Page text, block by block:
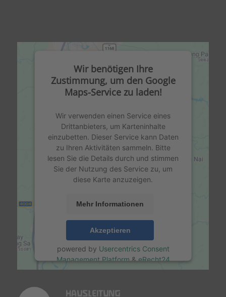
Wir benötigen Ihre
Zustimmung, um den Google
Maps-Service zu laden!
Wir verwenden einen Service eines
Drittanbieters, um Karteninhalte
einzubetten. Dieser Service kann Daten
zu Ihren Aktivitäten sammeln. Bitte
lesen Sie die Details durch und stimmen
Sie der Nutzung des Service zu, um
diese Karte anzuzeigen.
Mehr Informationen
Akzeptieren
powered by Usercentrics Consent
Management Platform&eRecht24
HAUSLEITUNG